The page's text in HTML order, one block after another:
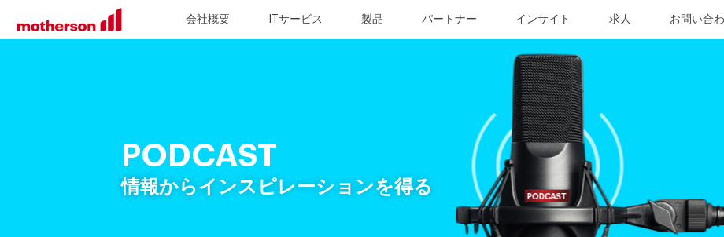
会社概要 ITサービス 製品 パートナー インサイト 求人 お問い合
PODCAST
情報からインスピレーションを得る